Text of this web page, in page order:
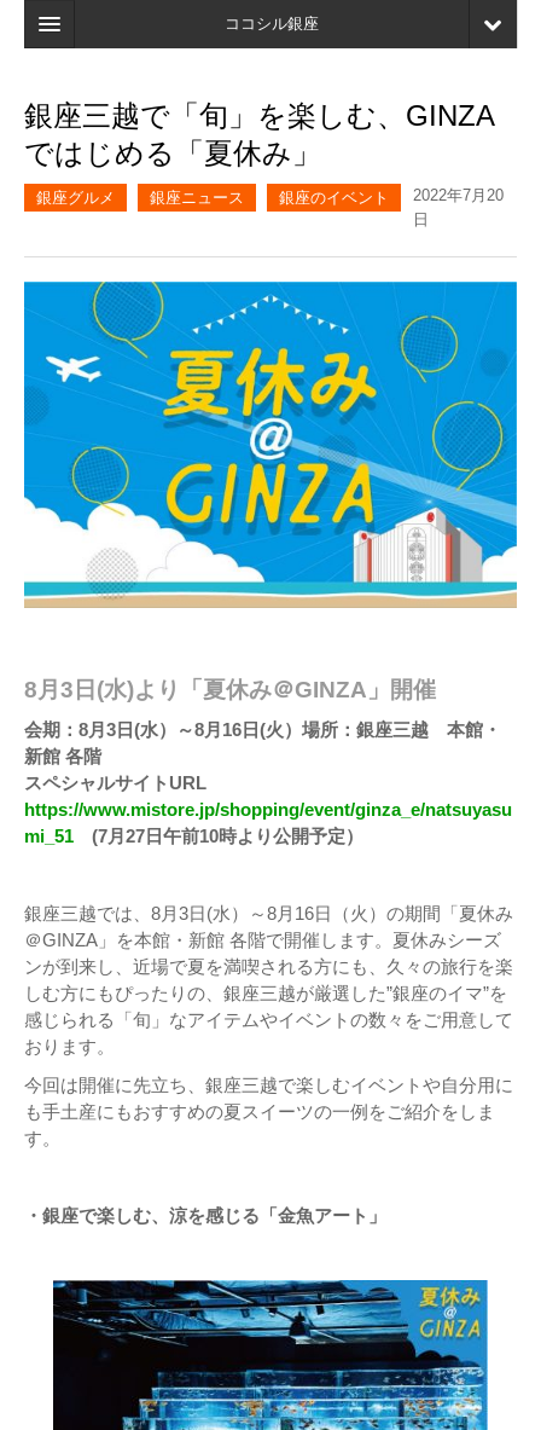
ココシル銀座
検索
店舗・施設最新情報
ブックマーク
銀座三越で「旬」を楽しむ、GINZA
ではじめる「夏休み」
銀座グルメ 銀座ニュース 銀座のイベント
2022年7月20
日
8月3日(水)より「夏休み＠GINZA」開催
会期：8月3日(水）～8月16日(火）場所：銀座三越 本館・
新館 各階
スペシャルサイトURL
https://www.mistore.jp/shopping/event/ginza_e/natsuyasu
mi_51 (7月27日午前10時より公開予定）
銀座三越では、8月3日(水）～8月16日（火）の期間「夏休み
＠GINZA」を本館・新館 各階で開催します。夏休みシーズ
ンが到来し、近場で夏を満喫される方にも、久々の旅行を楽
しむ方にもぴったりの、銀座三越が厳選した”銀座のイマ”を
感じられる「旬」なアイテムやイベントの数々をご用意して
おります。
今回は開催に先立ち、銀座三越で楽しむイベントや自分用に
も手土産にもおすすめの夏スイーツの一例をご紹介をしま
す。
・銀座で楽しむ、涼を感じる「金魚アート」